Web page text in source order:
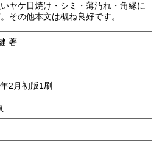
ヤケ日焼け・シミ・薄汚れ・角縁に
その他本文は概ね良好です。
著
2月初版1刷